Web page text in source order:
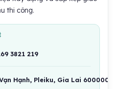
thi công.
3821 219
Hạnh, Pleiku, Gia Lai 600000,